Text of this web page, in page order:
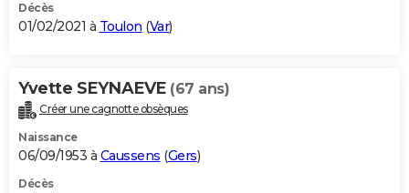
Décès
01/02/2021 à Toulon (Var)
Yvette SEYNAEVE (67 ans)
Créer une cagnotte obsèques
Naissance
06/09/1953 à Caussens (Gers)
Décès